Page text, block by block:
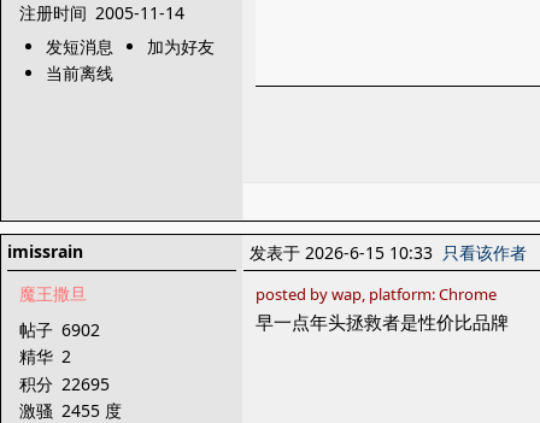
注册时间 2005-11-14
发短消息
加为好友
当前离线
imissrain
魔王撒旦
帖子 6902
精华 2
积分 22695
激骚 2455 度
发表于 2026-6-15 10:33 只看该作者
posted by wap, platform: Chrome
早一点年头拯救者是性价比品牌